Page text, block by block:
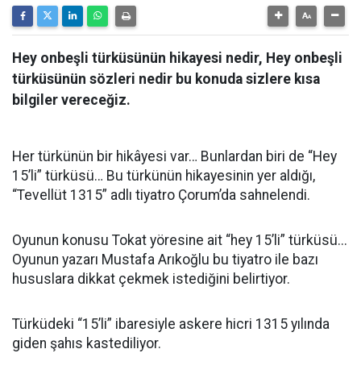
Hey onbeşli türküsünün hikayesi nedir, Hey onbeşli
türküsünün sözleri nedir bu konuda sizlere kısa
bilgiler vereceğiz.
Her türkünün bir hikâyesi var… Bunlardan biri de “Hey
15’li” türküsü… Bu türkünün hikayesinin yer aldığı,
“Tevellüt 1315” adlı tiyatro Çorum’da sahnelendi.
Oyunun konusu Tokat yöresine ait “hey 15’li” türküsü...
Oyunun yazarı Mustafa Arıkoğlu bu tiyatro ile bazı
hususlara dikkat çekmek istediğini belirtiyor.
Türküdeki “15’li” ibaresiyle askere hicri 1315 yılında
giden şahıs kastediliyor.